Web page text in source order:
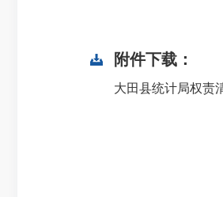
附件下载：
大田县统计局权责